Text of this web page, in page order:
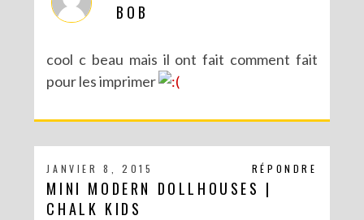
BOB
cool c beau mais il ont fait comment fait
pour les imprimer
RÉPONDRE
JANVIER 8, 2015
MINI MODERN DOLLHOUSES |
CHALK KIDS